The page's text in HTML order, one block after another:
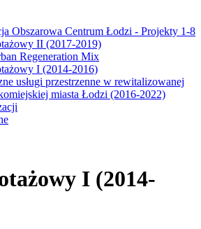
Obszarowa Centrum Łodzi - Projekty 1-8
II (2017-2019)
Regeneration Mix
I (2014-2016)
usługi przestrzenne w rewitalizowanej
miasta Łodzi (2016-2022)
I (2014-